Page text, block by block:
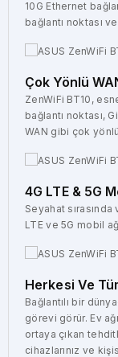
10G Ethernet
bağlantı noktası
Çok Yönlü
ZenWiFi BT10,
bağlantı noktası,
WAN gibi çok yönlü
4G LTE & 5G
Seyahat
LTE ve 5G mobil
Herkesi Ve
Bağlantılı bir
görevi görür. Ev
ortaya çıkan
cihazlarınız ve